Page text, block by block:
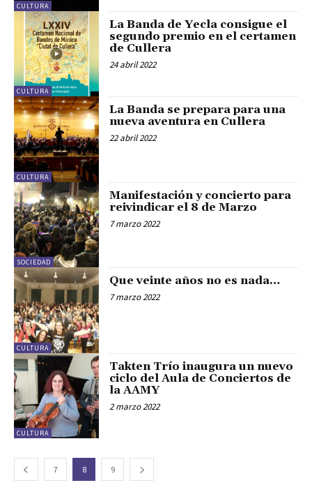
CULTURA
CULTURA
La Banda de Yecla consigue el
segundo premio en el certamen
de Cullera
24 abril 2022
CULTURA
La Banda se prepara para una
nueva aventura en Cullera
22 abril 2022
SOCIEDAD
Manifestación y concierto para
reivindicar el 8 de Marzo
7 marzo 2022
CULTURA
Que veinte años no es nada…
7 marzo 2022
CULTURA
Takten Trío inaugura un nuevo
ciclo del Aula de Conciertos de
la AAMY
2 marzo 2022
7 8 9